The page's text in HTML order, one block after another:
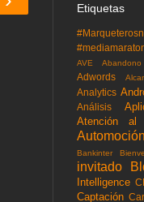
Etiquetas
AVE
Adwords
Analytics
Análisis
Atención al
Automoción
Bankinter
invitado
Intelligence
Captación